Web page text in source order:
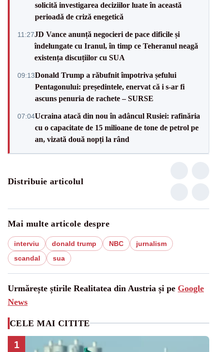
solicită investigarea deciziilor luate în această
perioadă de criză enegetică
11:27JD Vance anunță negocieri de pace dificile și
îndelungate cu Iranul, în timp ce Teheranul neagă
existența discuțiilor cu SUA
09:13Donald Trump a răbufnit împotriva șefului
Pentagonului: președintele, enervat că i s-ar fi
ascuns penuria de rachete – SURSE
07:04Ucraina atacă din nou în adâncul Rusiei: rafinăria
cu o capacitate de 15 milioane de tone de petrol pe
an, vizată două nopți la rând
Distribuie articolul
Mai multe articole despre
interviu donald trump NBC
jurnalism
scandal
sua
Urmărește știrile Realitatea din Austria și pe Google
News
CELE MAI CITITE
1